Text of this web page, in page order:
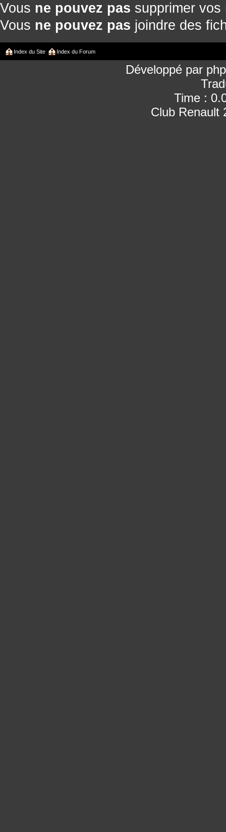
Vous ne pouvez pas supprimer vos
Vous ne pouvez pas joindre des
Index du Site Index du Forum
Développé par
Time :
Club Renault